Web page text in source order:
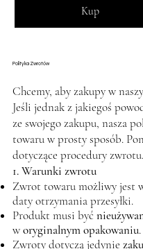
Kup
Polityka Zwrotów
Chcemy, aby zakupy w
Jeśli jednak z jakiegoś
ze swojego zakupu, nasza
towaru w prosty sposób.
dotyczące procedury zwrotu.
1. Warunki zwrotu
Zwrot towaru możliwy jest
daty otrzymania przesyłki.
Produkt musi być
woryginalnym opakowaniu.
Zwroty dotyczą jedynie